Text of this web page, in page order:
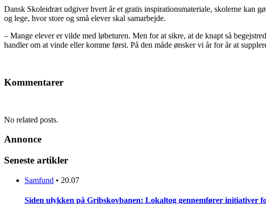
Dansk Skoleidræt udgiver hvert år et gratis inspirationsmateriale, skolerne kan
og lege, hvor store og små elever skal samarbejde.
– Mange elever er vilde med løbeturen. Men for at sikre, at de knapt så
handler om at vinde eller komme først. På den måde ønsker vi år for år at
Kommentarer
No related posts.
Annonce
Seneste artikler
Samfund • 20.07
Siden ulykken på Gribskovbanen: Lokaltog gennemfører initiativer